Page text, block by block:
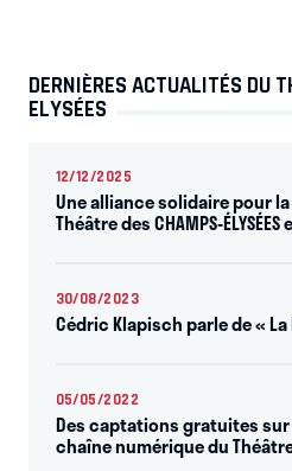
DERNIÈRES ACTUALITÉS DU
ELYSÉES
12/12/2025
Une alliance solidaire pour
Théâtre des CHAMPS-ÉLYSÉES
30/08/2023
Cédric Klapisch parle de «
05/05/2022
Des captations gratuites sur
chaîne numérique du